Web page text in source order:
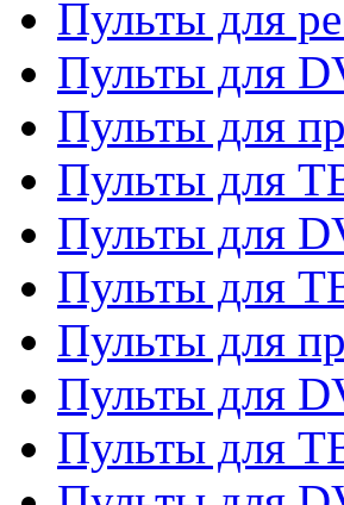
Пульты для
Пульты для
Пульты для
Пульты для
Пульты для
Пульты для
Пульты для
Пульты для
Пульты для